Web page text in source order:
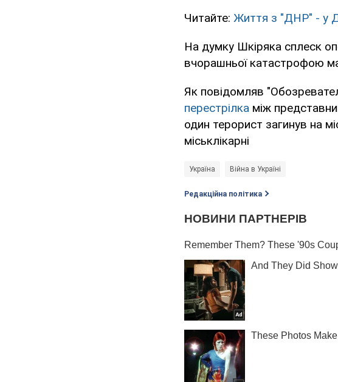
Читайте: Життя з "ДНР" - у
На думку Шкіряка сплеск
вчорашньої катастрофою
Як повідомляв
перестрілка між
один терорист загинув на
міськлікарні
Україна Війна в Україні
Редакційна політика